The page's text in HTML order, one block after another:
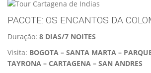
PACOTE: OS ENCANTOS DA
Duração: 8 DIAS/7 NOITES
Visita: BOGOTA – SANTA MARTA –
TAYRONA – CARTAGENA – SAN ANDRES